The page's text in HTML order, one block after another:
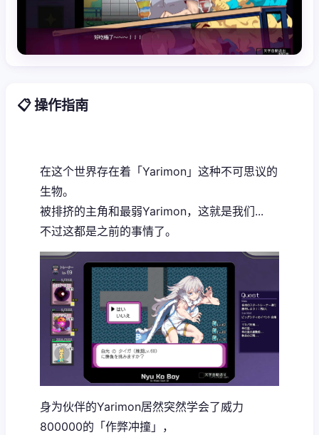
📋 操作指南
在这个世界存在着「Yarimon」这种不可思议的
生物。
被排挤的主角和最弱Yarimon，这就是我们...
不过这都是之前的事情了。
身为伙伴的Yarimon居然突然学会了威力
800000的「作弊冲撞」，